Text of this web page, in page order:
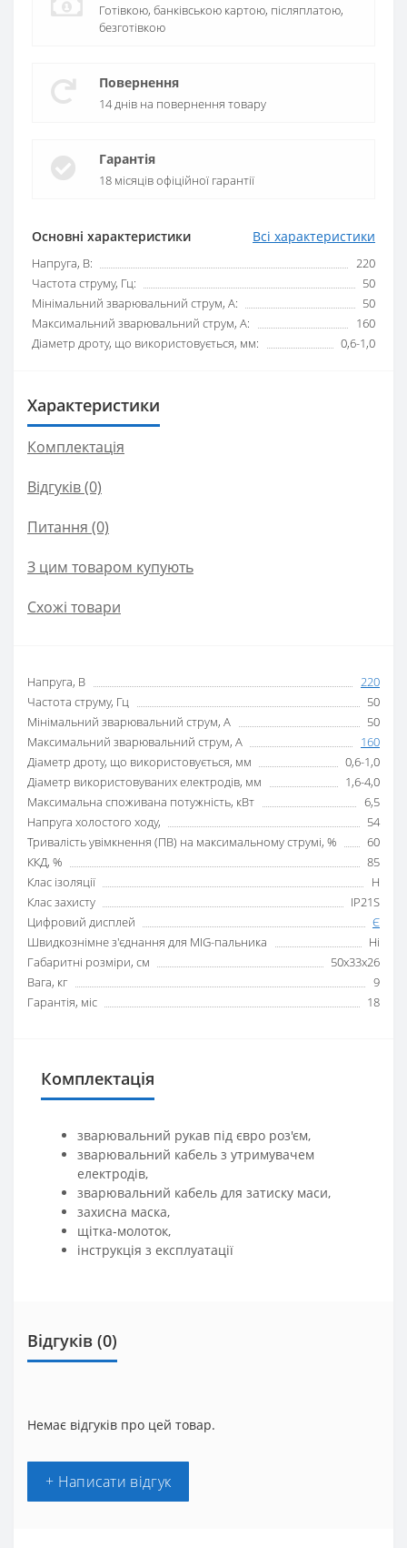
Основні характеристики Всі характеристики
Напруга, В:
220
Частота струму, Гц:
50
Мінімальний зварювальний струм, А:
50
Максимальний зварювальний струм, А:
160
Діаметр дроту, що використовується, мм:
0,6-1,0
Готівкою, банківською картою, післяплатою,
безготівкою
Повернення
14 днів на повернення товару
Гарантія
18 місяців офіційної гарантії
Характеристики
Комплектація
Відгуків (0)
Питання (0)
З цим товаром купують
Схожі товари
Напруга, В
220
Частота струму, Гц
50
Мінімальний зварювальний струм, А
50
Максимальний зварювальний струм, А
160
Діаметр дроту, що використовується, мм
0,6-1,0
Діаметр використовуваних електродів, мм
1,6-4,0
Максимальна споживана потужність, кВт
6,5
Напруга холостого ходу,
54
Тривалість увімкнення (ПВ) на максимальному струмі, %
60
ККД, %
85
Клас ізоляції
H
Клас захисту
IP21S
Цифровий дисплей
Є
Швидкознімне з'єднання для MIG-пальника
Ні
Габаритні розміри, см
50x33x26
Вага, кг
9
Гарантія, міс
18
Комплектація
зварювальний рукав під євро роз'єм,
зварювальний кабель з утримувачем
електродів,
зварювальний кабель для затиску маси,
захисна маска,
щітка-молоток,
інструкція з експлуатації
Відгуків (0)
Немає відгуків про цей товар.
+ Написати відгук